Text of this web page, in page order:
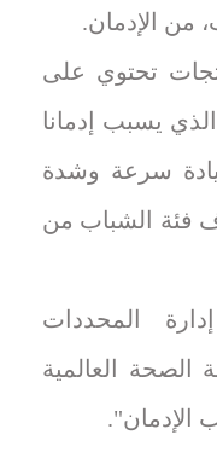
من الإدمان.
تحتوي على
يسبب إدمانا
سرعة وشدة
فئة الشباب من
المحددات
الصحة العالمية
الإدمان".